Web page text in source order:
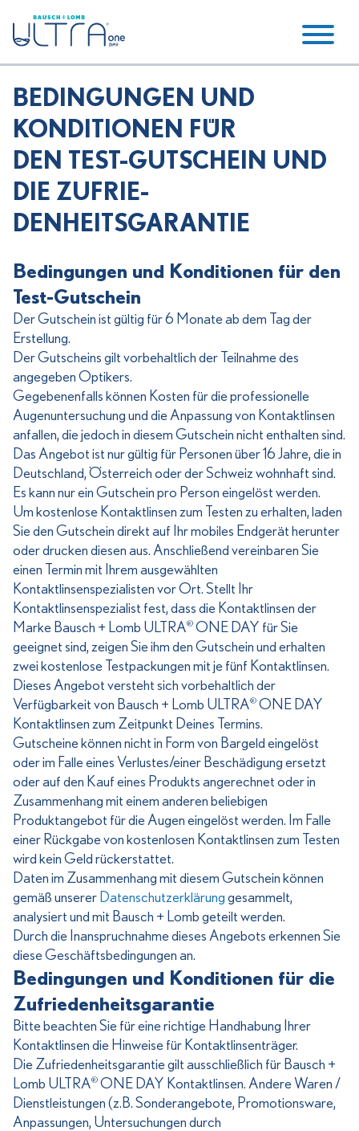
BEDINGUNGEN UND
KONDITIONEN FÜR
DEN TEST-GUTSCHEIN UND
DIE ZUFRIE-
DENHEITSGARANTIE
Bedingungen und Konditionen für den
Test-Gutschein
Der Gutschein ist gültig für 6 Monate ab dem Tag der
Erstellung.
Der Gutscheins gilt vorbehaltlich der Teilnahme des
angegeben Optikers.
Gegebenenfalls können Kosten für die professionelle
Augenuntersuchung und die Anpassung von Kontaktlinsen
anfallen, die jedoch in diesem Gutschein nicht enthalten sind.
Das Angebot ist nur gültig für Personen über 16 Jahre, die in
Deutschland, Österreich oder der Schweiz wohnhaft sind.
Es kann nur ein Gutschein pro Person eingelöst werden.
Um kostenlose Kontaktlinsen zum Testen zu erhalten, laden
Sie den Gutschein direkt auf Ihr mobiles Endgerät herunter
oder drucken diesen aus. Anschließend vereinbaren Sie
einen Termin mit Ihrem ausgewählten
Kontaktlinsenspezialisten vor Ort. Stellt Ihr
Kontaktlinsenspezialist fest, dass die Kontaktlinsen der
Marke Bausch + Lomb ULTRA® ONE DAY für Sie
geeignet sind, zeigen Sie ihm den Gutschein und erhalten
zwei kostenlose Testpackungen mit je fünf Kontaktlinsen.
Dieses Angebot versteht sich vorbehaltlich der
Verfügbarkeit von Bausch + Lomb ULTRA® ONE DAY
Kontaktlinsen zum Zeitpunkt Deines Termins.
Gutscheine können nicht in Form von Bargeld eingelöst
oder im Falle eines Verlustes/einer Beschädigung ersetzt
oder auf den Kauf eines Produkts angerechnet oder in
Zusammenhang mit einem anderen beliebigen
Produktangebot für die Augen eingelöst werden. Im Falle
einer Rückgabe von kostenlosen Kontaktlinsen zum Testen
wird kein Geld rückerstattet.
Daten im Zusammenhang mit diesem Gutschein können
gemäß unsererDatenschutzerklärunggesammelt,
analysiert und mit Bausch + Lomb geteilt werden.
Durch die Inanspruchnahme dieses Angebots erkennen Sie
diese Geschäftsbedingungen an.
Bedingungen und Konditionen für die
Zufriedenheitsgarantie
Bitte beachten Sie für eine richtige Handhabung Ihrer
Kontaktlinsen die Hinweise für Kontaktlinsenträger.
Die Zufriedenheitsgarantie gilt ausschließlich für Bausch +
Lomb ULTRA® ONE DAY Kontaktlinsen. Andere Waren /
Dienstleistungen (z.B. Sonderangebote, Promotionsware,
Anpassungen, Untersuchungen durch